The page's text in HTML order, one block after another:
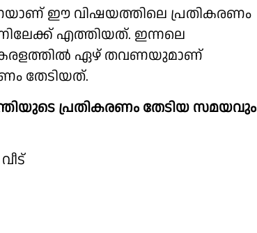
ഈ വിഷയത്തിലെ പ്രതികരണം
എത്തിയത്. ഇന്നലെ
ഏഴ് തവണയുമാണ്
തേടിയത്.
പ്രതികരണം തേടിയ സമയവും